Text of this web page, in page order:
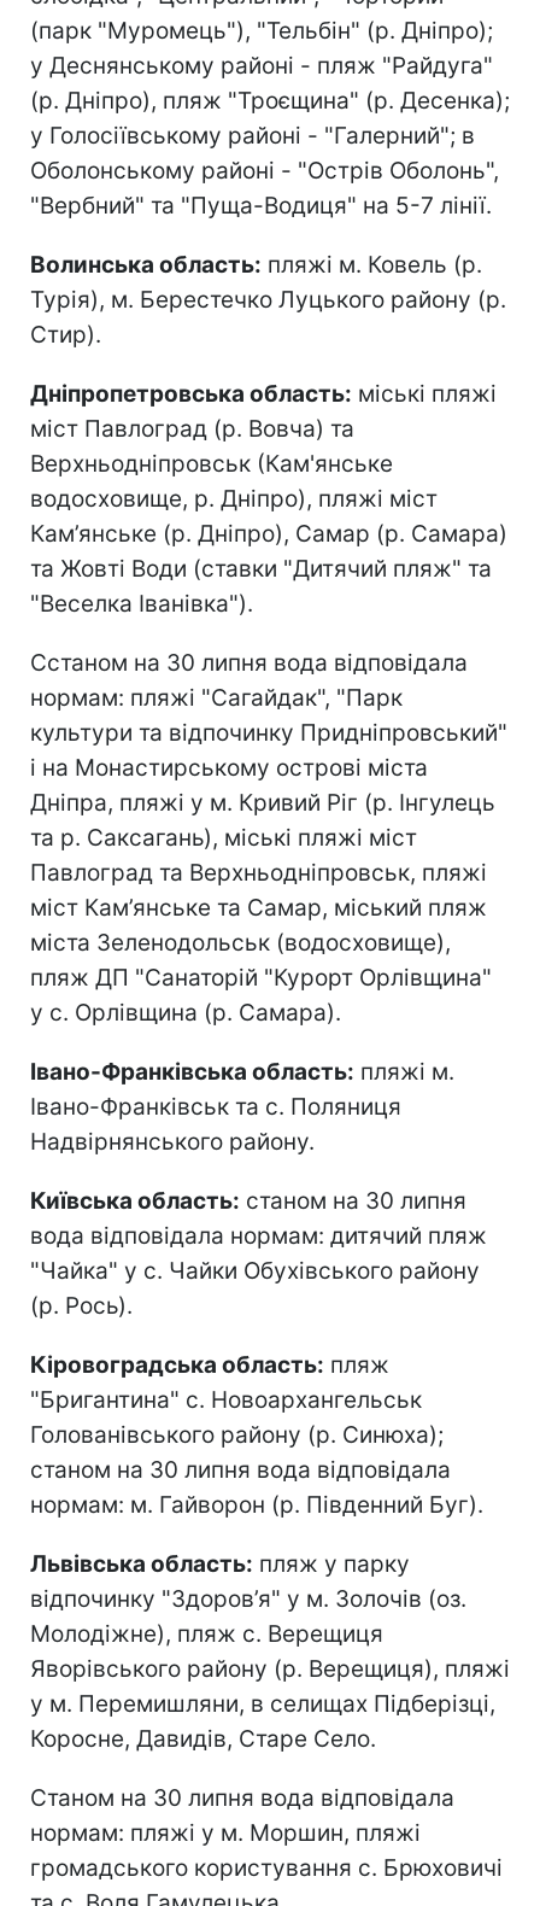
(парк "Муромець"), "Тельбін" (р. Дніпро);
у Деснянському районі - пляж "Райдуга"
(р. Дніпро), пляж "Троєщина" (р. Десенка);
у Голосіївському районі - "Галерний"; в
Оболонському районі - "Острів Оболонь",
"Вербний" та "Пуща-Водиця" на 5-7 лінії.
Волинська область: пляжі м. Ковель (р.
Турія), м. Берестечко Луцького району (р.
Стир).
Дніпропетровська область: міські пляжі
міст Павлоград (р. Вовча) та
Верхньодніпровськ (Кам'янське
водосховище, р. Дніпро), пляжі міст
Кам’янське (р. Дніпро), Самар (р. Самара)
та Жовті Води (ставки "Дитячий пляж" та
"Веселка Іванівка").
Сстаном на 30 липня вода відповідала
нормам: пляжі "Сагайдак", "Парк
культури та відпочинку Придніпровський"
і на Монастирському острові міста
Дніпра, пляжі у м. Кривий Ріг (р. Інгулець
та р. Саксагань), міські пляжі міст
Павлоград та Верхньодніпровськ, пляжі
міст Кам’янське та Самар, міський пляж
міста Зеленодольськ (водосховище),
пляж ДП "Санаторій "Курорт Орлівщина"
у с. Орлівщина (р. Самара).
Івано-Франківська область: пляжі м.
Івано-Франківськ та с. Поляниця
Надвірнянського району.
Київська область: станом на 30 липня
вода відповідала нормам: дитячий пляж
"Чайка" у с. Чайки Обухівського району
(р. Рось).
Кіровоградська область: пляж
"Бригантина" с. Новоархангельськ
Голованівського району (р. Синюха);
станом на 30 липня вода відповідала
нормам: м. Гайворон (р. Південний Буг).
Львівська область: пляж у парку
відпочинку "Здоров’я" у м. Золочів (оз.
Молодіжне), пляж с. Верещиця
Яворівського району (р. Верещиця), пляжі
у м. Перемишляни, в селищах Підберізці,
Коросне, Давидів, Старе Село.
Станом на 30 липня вода відповідала
нормам: пляжі у м. Моршин, пляжі
громадського користування с. Брюховичі